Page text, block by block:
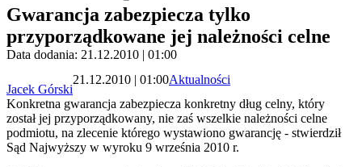
Gwarancja zabezpiecza tylko
przyporządkowane jej należności celne
Data dodania: 21.12.2010 | 01:00
Jacek Górski
21.12.2010 | 01:00Aktualności
Konkretna gwarancja zabezpiecza konkretny dług celny, który
został jej przyporządkowany, nie zaś wszelkie należności celne
podmiotu, na zlecenie którego wystawiono gwarancję - stwierdził
Sąd Najwyższy w wyroku 9 września 2010 r.